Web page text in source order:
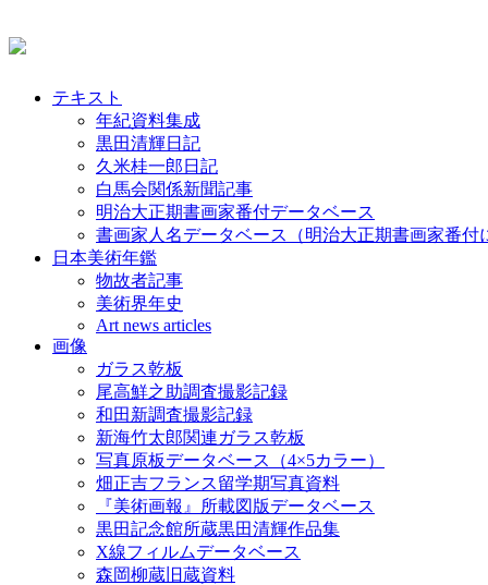
テキスト
年紀資料集成
黒田清輝日記
久米桂一郎日記
白馬会関係新聞記事
明治大正期書画家番付データベース
書画家人名データベース（明治大正期書画家番付
日本美術年鑑
物故者記事
美術界年史
Art news articles
画像
ガラス乾板
尾高鮮之助調査撮影記録
和田新調査撮影記録
新海竹太郎関連ガラス乾板
写真原板データベース（4×5カラー）
畑正吉フランス留学期写真資料
『美術画報』所載図版データベース
黒田記念館所蔵黒田清輝作品集
X線フィルムデータベース
森岡柳蔵旧蔵資料